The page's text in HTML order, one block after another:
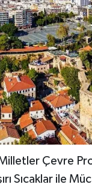
Çevre
Sıcaklar ile